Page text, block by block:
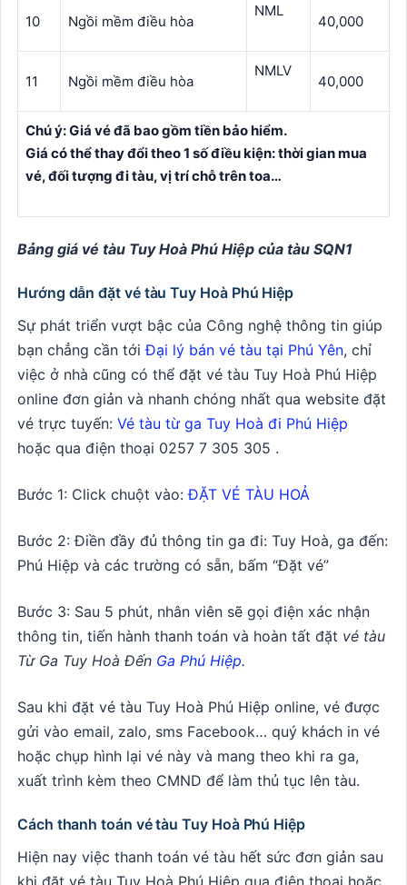
10 Ngồi mềm điều hòa
NML
40,000
11 Ngồi mềm điều hòa
NMLV
40,000
Chú ý: Giá vé đã bao gồm tiền bảo hiểm.
Giá có thể thay đổi theo 1 số điều kiện: thời gian mua
vé, đối tượng đi tàu, vị trí chỗ trên toa…
Bảng giá vé tàu Tuy Hoà Phú Hiệp của tàu SQN1
Hướng dẫn đặt vé tàu Tuy Hoà Phú Hiệp
Sự phát triển vượt bậc của Công nghệ thông tin giúp
bạn chẳng cần tớiĐại lý bán vé tàu tại Phú Yên, chỉ
việc ở nhà cũng có thể đặt vé tàu Tuy Hoà Phú Hiệp
online đơn giản và nhanh chóng nhất qua website đặt
vé trực tuyến: Vé tàu từ ga Tuy Hoà đi Phú Hiệp
hoặc qua điện thoại 0257 7 305 305 .
Bước 1: Click chuột vào:ĐẶT VÉ TÀU HOẢ
Bước 2: Điền đầy đủ thông tin ga đi: Tuy Hoà, ga đến:
Phú Hiệp và các trường có sẵn, bấm “Đặt vé”
Bước 3: Sau 5 phút, nhân viên sẽ gọi điện xác nhận
thông tin, tiến hành thanh toán và hoàn tất đặt vé tàu
Từ Ga Tuy Hoà Đến Ga Phú Hiệp.
Sau khi đặt vé tàu Tuy Hoà Phú Hiệp online, vé được
gửi vào email, zalo, sms Facebook… quý khách in vé
hoặc chụp hình lại vé này và mang theo khi ra ga,
xuất trình kèm theo CMND để làm thủ tục lên tàu.
Cách thanh toán vé tàu Tuy Hoà Phú Hiệp
Hiện nay việc thanh toán vé tàu hết sức đơn giản sau